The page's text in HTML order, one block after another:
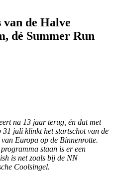
de Halve
dé Summer Run
na 13 jaar terug, én dat met
juli klinkt het startschot van de
Europa op de Binnenrotte.
staan is er een
is net zoals bij de NN
Coolsingel.